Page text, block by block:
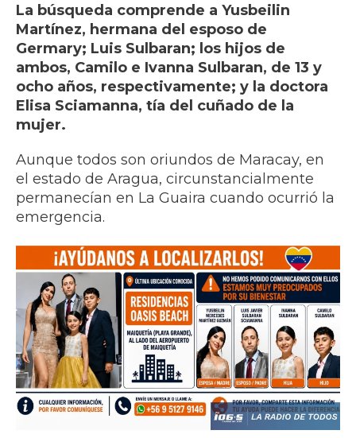
La búsqueda comprende a Yusbeilin
Martínez, hermana del esposo de
Germary; Luis Sulbaran; los hijos de
ambos, Camilo e Ivanna Sulbaran, de 13 y
ocho años, respectivamente; y la doctora
Elisa Sciamanna, tía del cuñado de la
mujer.
Aunque todos son oriundos de Maracay, en
el estado de Aragua, circunstancialmente
permanecían en La Guaira cuando ocurrió la
emergencia.